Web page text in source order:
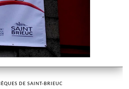
DE SAINT-BRIEUC